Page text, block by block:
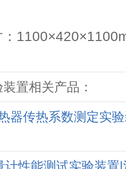
置相关产品：
器传热系数测定实
计性能测试实验装置